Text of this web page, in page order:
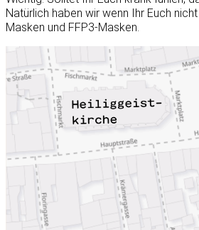
Natürlich haben wir wenn Ihr Euch
Masken und FFP3-Masken.